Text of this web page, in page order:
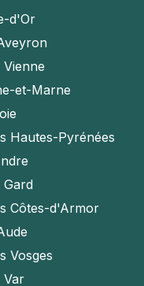
d'Or
et-Marne
Hautes-Pyrénées
Gard
Côtes-d'Armor
Vosges
Var